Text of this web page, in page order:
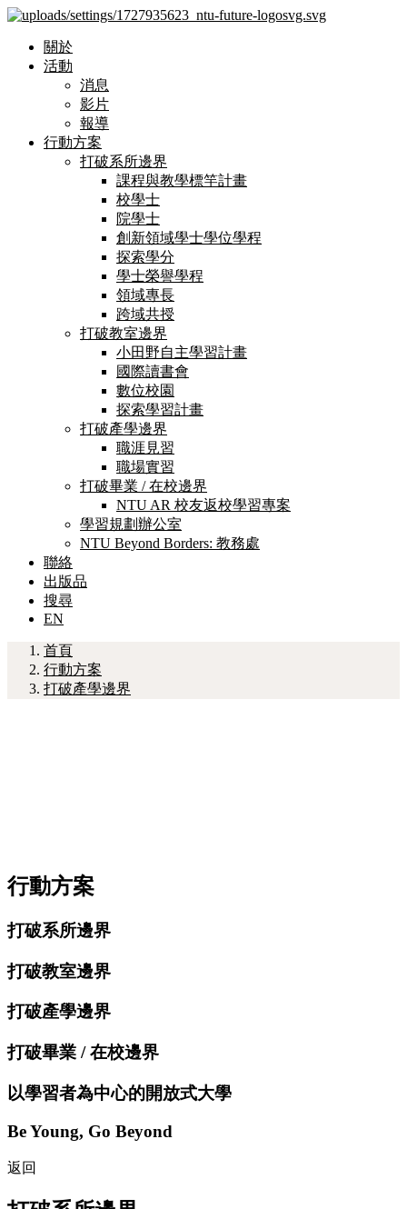
關於
活動
消息
影片
報導
行動方案
打破系所邊界
課程與教學標竿計畫
校學士
院學士
創新領域學士學位學程
探索學分
學士榮譽學程
領域專長
跨域共授
打破教室邊界
小田野自主學習計畫
國際讀書會
數位校園
探索學習計畫
打破產學邊界
職涯見習
職場實習
打破畢業 / 在校邊界
NTU AR 校友返校學習專案
學習規劃辦公室
NTU Beyond Borders: 教務處
聯絡
出版品
搜尋
EN
首頁
行動方案
打破產學邊界
行動方案
打破系所邊界
打破教室邊界
打破產學邊界
打破畢業 / 在校邊界
以學習者為中心的開放式大學
Be Young, Go Beyond
返回